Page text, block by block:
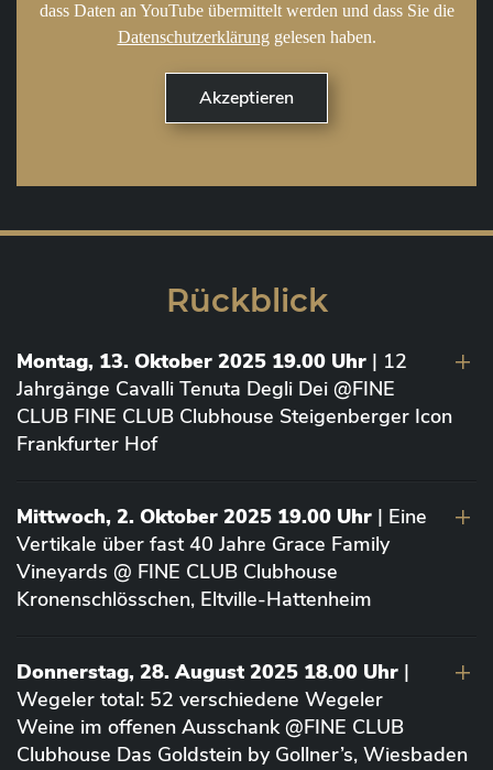
dass Daten an YouTube übermittelt werden und dass Sie die
Datenschutzerklärung gelesen haben.
Rückblick
Montag, 13. Oktober 2025 19.00 Uhr | 12
Jahrgänge Cavalli Tenuta Degli Dei @FINE
CLUB FINE CLUB Clubhouse Steigenberger Icon
Frankfurter Hof
Mittwoch, 2. Oktober 2025 19.00 Uhr | Eine
Vertikale über fast 40 Jahre Grace Family
Vineyards @ FINE CLUB Clubhouse
Kronenschlösschen, Eltville-Hattenheim
Donnerstag, 28. August 2025 18.00 Uhr |
Wegeler total: 52 verschiedene Wegeler
Weine im offenen Ausschank @FINE CLUB
Clubhouse Das Goldstein by Gollner’s, Wiesbaden